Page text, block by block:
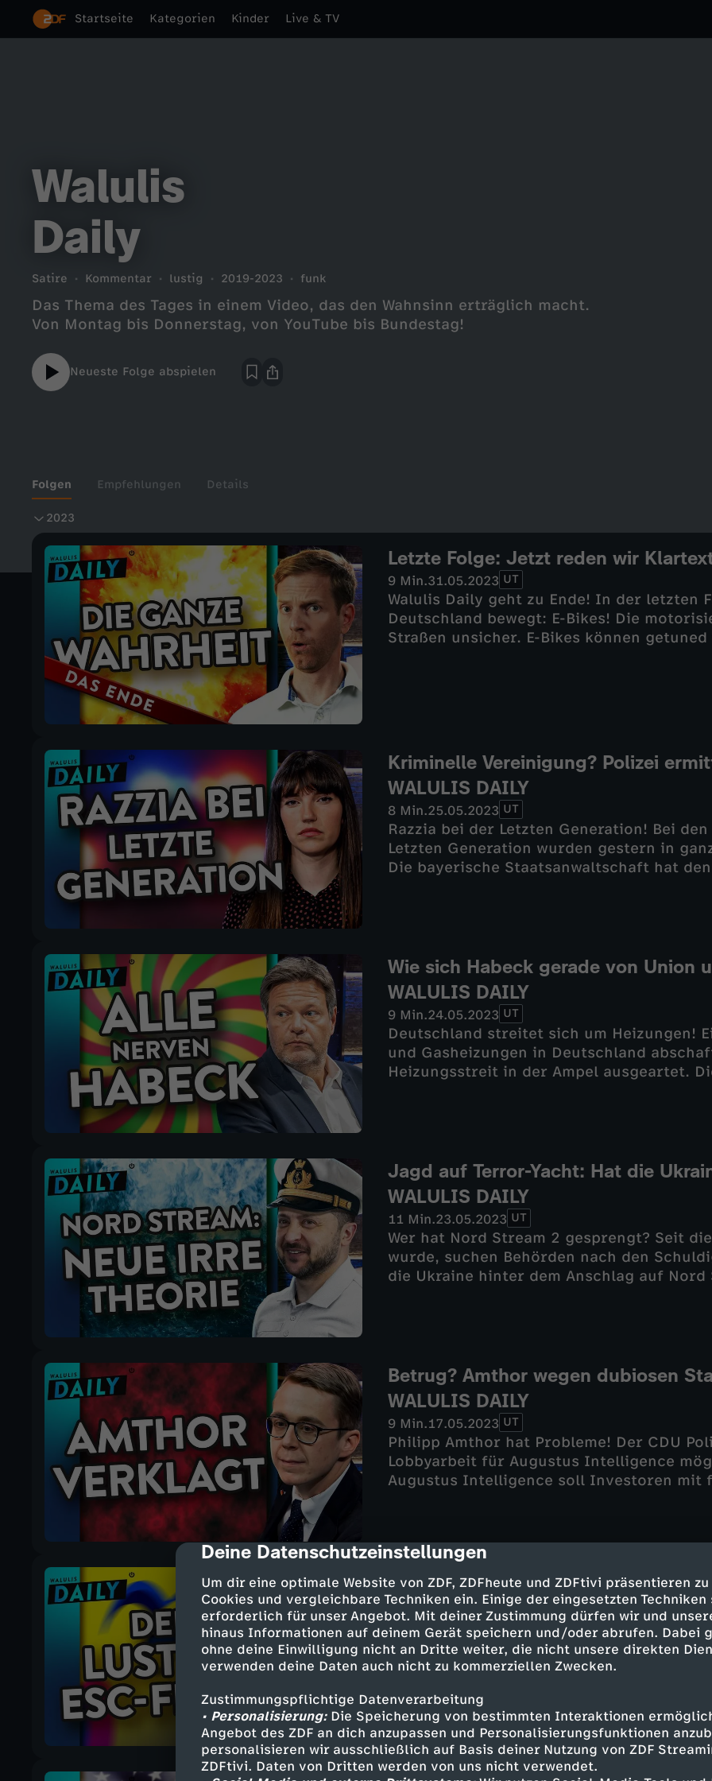
cmp-dialog-description
Deine Datenschutzeinstellungen
Um dir eine optimale Website von ZDF, ZDFheute und ZDFtivi präsentieren
Cookies und vergleichbare Techniken ein. Einige der eingesetzten
erforderlich für unser Angebot. Mit deiner Zustimmung dürfen wir und
hinaus Informationen auf deinem Gerät speichern und/oder abrufen. Dabei
ohne deine Einwilligung nicht an Dritte weiter, die nicht unsere direkten
verwenden deine Daten auch nicht zu kommerziellen Zwecken.
Zustimmungspflichtige Datenverarbeitung
• Personalisierung:Die Speicherung von bestimmten Interaktionen
Angebot des ZDF an dich anzupassen und Personalisierungsfunktionen
personalisieren wir ausschließlich auf Basis deiner Nutzung von ZDF
ZDFtivi. Daten von Dritten werden von uns nicht verwendet.
Startseite Kategorien Kinder Live & TV
Walulis
Daily
Satire Kommentar lustig 2019-2023 funk
Das Thema des Tages in einem Video, das den Wahnsinn erträglich macht.
Von Montag bis Donnerstag, von YouTube bis Bundestag!
Neueste Folge abspielen
Folgen Empfehlungen Details
2023
2
Letzte Folge: Jetzt reden wir
9 Min.31.05.2023 UT
Walulis Daily geht zu Ende! In der letzten
Deutschland bewegt: E-Bikes! Die
Straßen unsicher. E-Bikes können
Kriminelle Vereinigung? Polizei
WALULIS DAILY
8 Min.25.05.2023 UT
Razzia bei der Letzten Generation! Bei
Letzten Generation wurden gestern in
Die bayerische Staatsanwaltschaft hat
geäußert. Die deutschen Gerichte waren
kriminelle Vereinigung ist. Die
Letzten Generation droht und welche
WALULIS DAILY
Wie sich Habeck gerade von Union
WALULIS DAILY
9 Min.24.05.2023 UT
Deutschland streitet sich um Heizungen!
und Gasheizungen in Deutschland
Heizungsstreit in der Ampel ausgeartet.
ganze Drama um das neue
jetzt bei WALULIS DAILY
Jagd auf Terror-Yacht: Hat die
WALULIS DAILY
11 Min.23.05.2023 UT
Wer hat Nord Stream 2 gesprengt? Seit
wurde, suchen Behörden nach den
die Ukraine hinter dem Anschlag auf
jetzt bei WALULIS DAILY
Betrug? Amthor wegen dubiosen
WALULIS DAILY
9 Min.17.05.2023 UT
Philipp Amthor hat Probleme! Der CDU
Lobbyarbeit für Augustus Intelligence
Augustus Intelligence soll Investoren mit
Kryptowährung und KI zu entwickeln.
Amthor möglicherweise droht und was
Intelligence zu tun hat - jetzt bei WALULIS
Von Reichelt bis Gottschalk: Wie
- WALULIS DAILY
10 Min. 16.05.2023
Drama um den ESC! Deutschland ist
geworden. Überrascht ist niemand. Die
für die deutschen Beiträge. Dieses Mal
“Blood & Glitter” den ESC-Fluch brechen.
und den letzten Platz. Jetzt wird in den
Eurovision Song Contest immer so
Drama um den ESC. Viele Zuschauer